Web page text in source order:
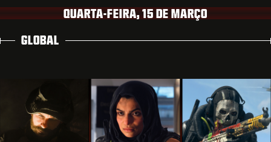
QUARTA-FEIRA, 15 DE MARÇO
GLOBAL